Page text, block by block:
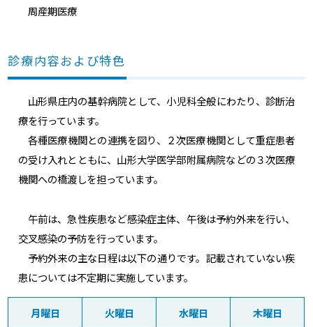
周産期医療
診療内容および特色
山形県庄内の基幹病院として、小児科全般にわたり、診断治
療を行っています。
各種医療機関との連携を図り、２次医療機関として重症患者
の受け入れとともに、山形大学医学部附属病院などの３次医療
機関への橋渡しを担っています。
午前は、急性疾患など感染症主体、午後は予約外来を行い、
交叉感染の予防を行っています。
予約外来の主な日程は以下の通りです。記載されていない疾
患については不定期に実施しています。
月曜日 火曜日 水曜日 木曜日